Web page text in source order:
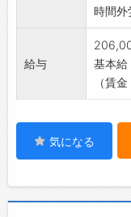
時間外
給与
基本
（賃
気になる